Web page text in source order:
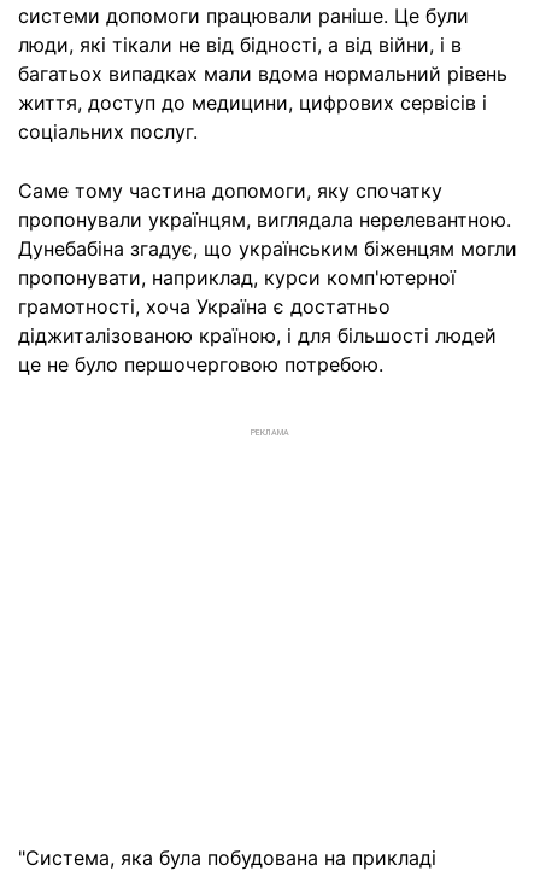
системи допомоги працювали раніше. Це були
люди, які тікали не від бідності, а від війни, і в
багатьох випадках мали вдома нормальний рівень
життя, доступ до медицини, цифрових сервісів і
соціальних послуг.
Саме тому частина допомоги, яку спочатку
пропонували українцям, виглядала нерелевантною.
Дунебабіна згадує, що українським біженцям могли
пропонувати, наприклад, курси комп'ютерної
грамотності, хоча Україна є достатньо
діджиталізованою країною, і для більшості людей
це не було першочерговою потребою.
РЕКЛАМА
"Система, яка була побудована на прикладі